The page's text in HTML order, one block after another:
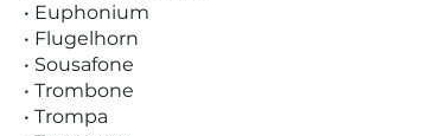
• Euphonium
• Flugelhorn
• Sousafone
• Trombone
• Trompa